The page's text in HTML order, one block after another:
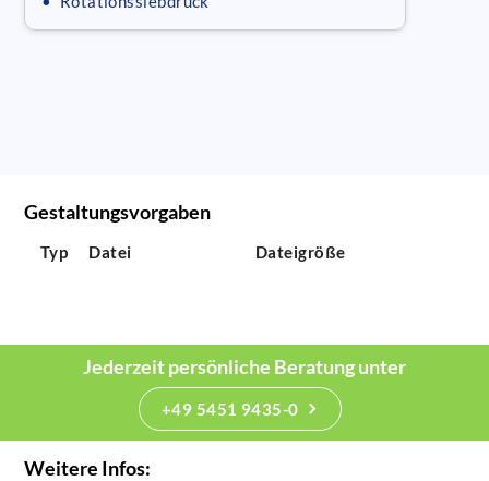
Gestaltungsvorgaben
Typ Datei Dateigröße
Jederzeit persönliche Beratung unter
+49 5451 9435-0
Weitere Infos: